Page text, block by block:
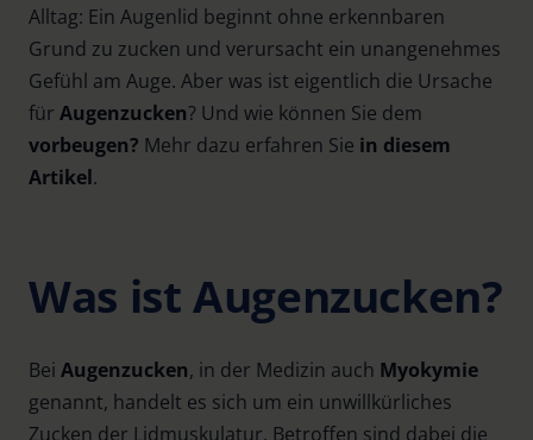
Alltag: Ein Augenlid beginnt ohne erkennbaren
Grund zu zucken und verursacht ein unangenehmes
Gefühl am Auge. Aber was ist eigentlich die Ursache
für Augenzucken? Und wie können Sie dem
vorbeugen? Mehr dazu erfahren Sie in diesem
Artikel.
Was ist Augenzucken?
Bei Augenzucken, in der Medizin auch Myokymie
genannt, handelt es sich um ein unwillkürliches
Zucken der Lidmuskulatur. Betroffen sind dabei die